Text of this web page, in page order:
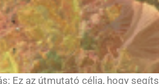
Ez az útmutató célja, hogy